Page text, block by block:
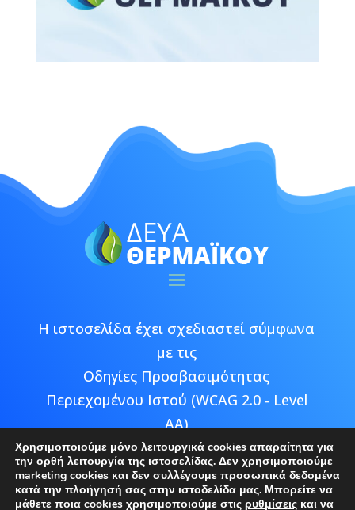
Η ιστοσελίδα έχει σχεδιαστεί σύμφωνα
με τις
Οδηγίες Προσβασιμότητας
Περιεχομένου Ιστού (WCAG 2.0 - Level
AA)
Χρησιμοποιούμε μόνο λειτουργικά cookies απαραίτητα για
την ορθή λειτουργία της ιστοσελίδας. Δεν χρησιμοποιούμε
marketing cookies και δεν συλλέγουμε προσωπικά δεδομένα
κατά την πλοήγησή σας στην ιστοδελίδα μας. Μπορείτε να
μάθετε ποια cookies χρησιμοποιούμε στις ρυθμίσεις και να